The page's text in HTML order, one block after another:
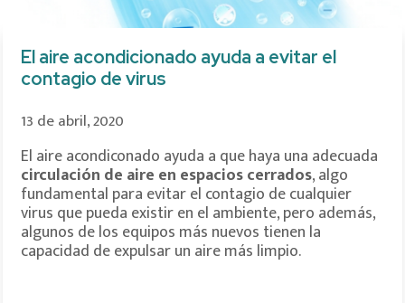
El aire acondicionado ayuda a evitar el
contagio de virus
13 de abril, 2020
El aire acondiconado ayuda a que haya una adecuada
circulación de aire en espacios cerrados, algo
fundamental para evitar el contagio de cualquier
virus que pueda existir en el ambiente, pero además,
algunos de los equipos más nuevos tienen la
capacidad de expulsar un aire más limpio.